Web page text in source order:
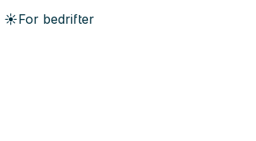
☀️For bedrifter